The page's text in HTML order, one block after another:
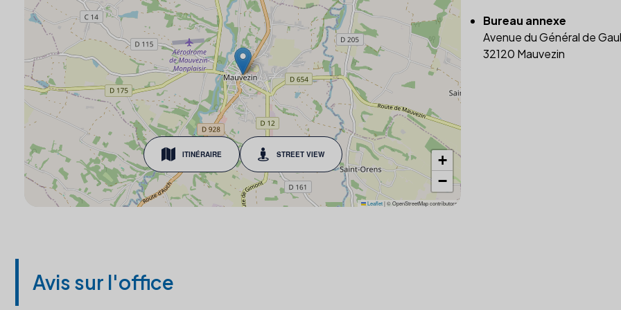
ITINÉRAIRE STREET VIEW
+
−
Leaflet |© OpenStreetMap contributors
Bureau annexe
Avenue du Général de
32120 Mauvezin
Avis sur l'office